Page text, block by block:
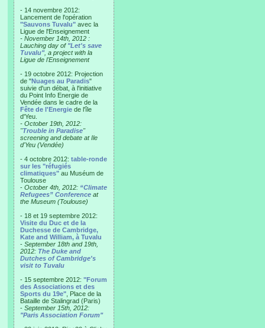
- 14 novembre 2012:
Lancement de l'opération
"Sauvons Tuvalu" avec la
Ligue de l'Enseignement
- November 14th, 2012 :
Lauching day of "Let's save
Tuvalu", a project with la
Ligue de l'Enseignement
- 19 octobre 2012: Projection
de "Nuages au Paradis"
suivie d'un débat, à l'initiative
du Point Info Energie de
Vendée dans le cadre de la
Fête de l'Energie de l'île
d'Yeu.
- October 19th, 2012:
"Trouble in Paradise"
screening and debate at Ile
d'Yeu (Vendée)
- 4 octobre 2012: table-ronde
sur les "réfugiés
climatiques" au Muséum de
Toulouse
- October 4th, 2012: “Climate
Refugees” Conference at
the Museum (Toulouse)
- 18 et 19 septembre 2012:
Visite du Duc et de la
Duchesse de Cambridge,
Kate and William, à Tuvalu
- September 18th and 19th,
2012: The Duke and
Dutches of Cambridge's
visit to Tuvalu
- 15 septembre 2012: "Forum
des Associations et des
Sports du 19e" , Place de la
Bataille de Stalingrad (Paris)
- September 15th, 2012:
"Paris Association Forum"